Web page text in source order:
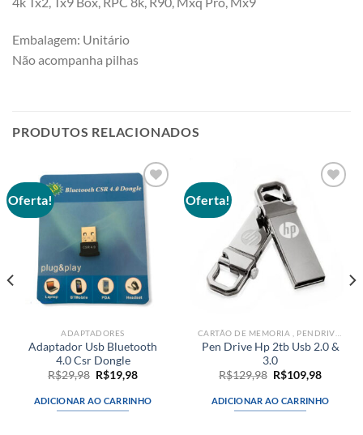
Embalagem: Unitário
Não acompanha pilhas
PRODUTOS RELACIONADOS
Oferta!
Adicionar
desejos
ADAPTADORES
Adaptador Usb Bluetooth
4.0 Csr Dongle
R$29,98 O
preço
original
era:
R$19,98O
atual
é:
ADICIONAR AO CARRINHO
Oferta!
Pen Drive Hp 2tb Usb 2.0 &
3.0
R$129,98 O
original
era:
R$109,98O
atual
é:
ADICIONAR AO CARRINHO